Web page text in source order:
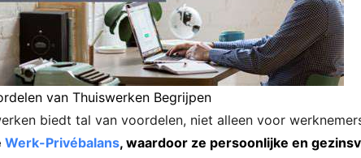
van Thuiswerken Begrijpen
biedt tal van voordelen, niet alleen voor
Werk-Privébalans, waardoor ze persoonlijke en